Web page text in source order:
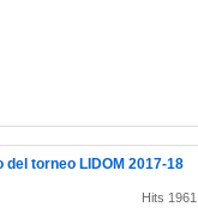
torneo LIDOM 2017-18
Hits 1961